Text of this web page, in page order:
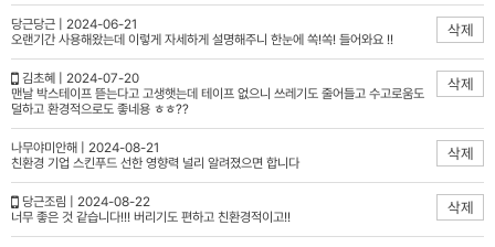
당근당근 | 2024-06-21 삭제
오랜기간 사용해왔는데 이렇게 자세하게 설명해주니 한눈에 쏙!쏙! 들어와요 !!
김초혜 | 2024-07-20 삭제
맨날 박스테이프 뜯는다고 고생햇는데 테이프 없으니 쓰레기도 줄어들고 수고로움도
덜하고 환경적으로도 좋네용 ㅎㅎ??
나무야미안해 | 2024-08-21 삭제
친환경 기업 스킨푸드 선한 영향력 널리 알려졌으면 합니다
당근조림 | 2024-08-22 삭제
너무 좋은 것 같습니다!!! 버리기도 편하고 친환경적이고!!